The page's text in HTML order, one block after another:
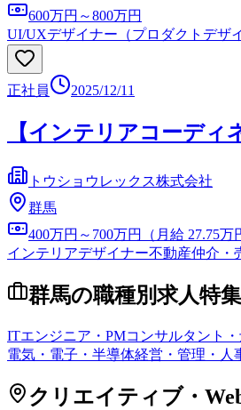
600万円～800万円
UI/UXデザイナー（プロダクトデザ
正社員 2025/12/11
【インテリアコーディ
トウショウレックス株式会社
群馬
400万円～700万円（月給 27.75万
インテリアデザイナー不動産仲介・
群馬の職種別求人特集
ITエンジニア・PMコンサルタント
電気・電子・半導体経営・管理・人
クリエイティブ・